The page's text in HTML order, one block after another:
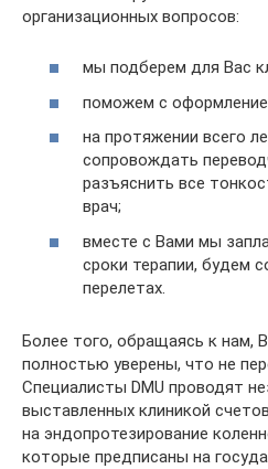
организационных вопросов:
мы подберем для Вас
поможем с
на протяжении всего
сопровождать
разъяснить все
врач;
вместе с Вами мы
сроки терапии, будем
перелетах.
Более того, обращаясь к нам,
полностью уверены, что не
Специалисты DMU проводят
выставленных клиникой
на эндопротезирование
которые предписаны на